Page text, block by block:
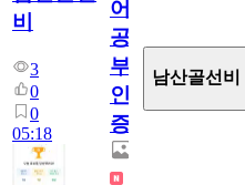
비
3
0
0
05:18
어
공
부
인
증
남산골선비